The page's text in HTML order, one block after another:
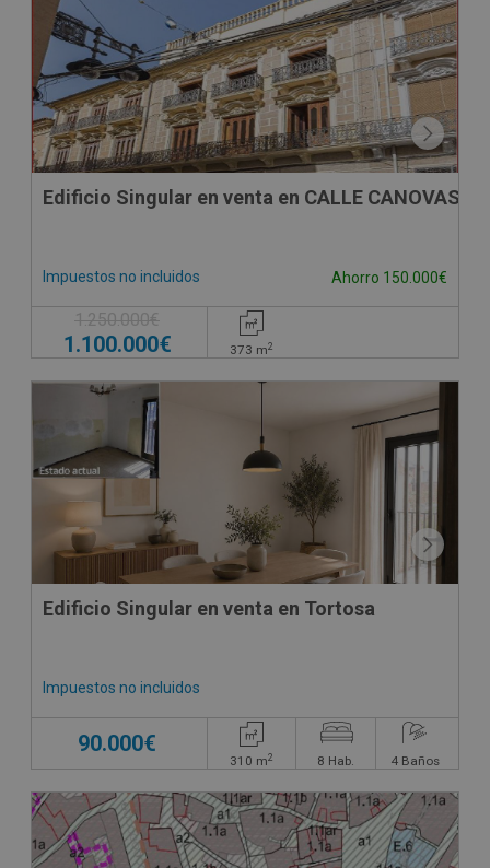
Edificio Singular en venta en CALLE CANOVAS
Impuestos no incluidos Ahorro 150.000€
1.250.000€
1.100.000€ 373 m2
Edificio Singular en venta en Tortosa
Impuestos no incluidos
90.000€
310 m2 8 Hab. 4 Baños